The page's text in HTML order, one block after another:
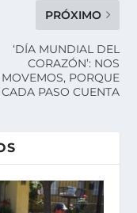
PRÓXIMO
‘DÍA MUNDIAL DEL
CORAZÓN’: NOS
MOVEMOS, PORQUE
CADA PASO CUENTA